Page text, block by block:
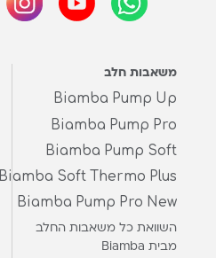
משאבות חלב
Biamba Pump Up
Biamba Pump Pro
Biamba Pump Soft
Biamba Soft Thermo Plus
Biamba Pump Pro New
השוואת כל משאבות החלב
מבית Biamba